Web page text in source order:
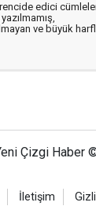
edici
ve büyük
Çizgi Haber
İletişim